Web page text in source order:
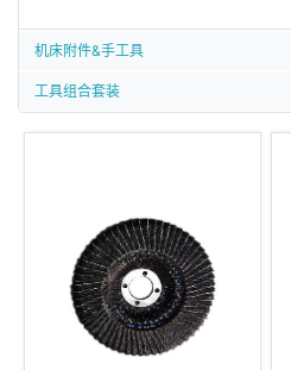
机床附件&手工具
工具组合套装